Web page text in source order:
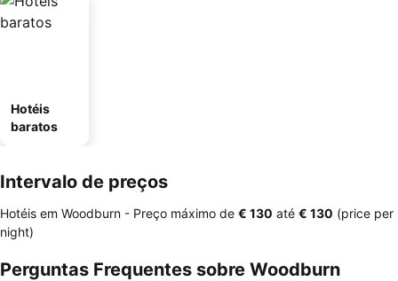
Hotéis
baratos
Intervalo de preços
Hotéis em Woodburn - Preço máximo de ‎€ 130 até ‎€ 130 (price per
night)
Perguntas Frequentes sobre Woodburn